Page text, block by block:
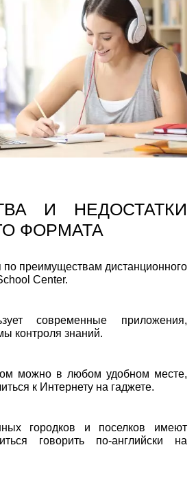
И НЕДОСТАТКИ
ФОРМАТА
преимуществам дистанционного
Center.
современные приложения,
контроля знаний.
можно в любом удобном месте,
к Интернету на гаджете.
городков и поселков имеют
говорить по-английски на